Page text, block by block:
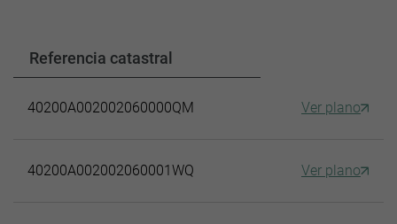
Referencia catastral
40200A002002060000QM Ver plano
40200A002002060001WQ Ver plano